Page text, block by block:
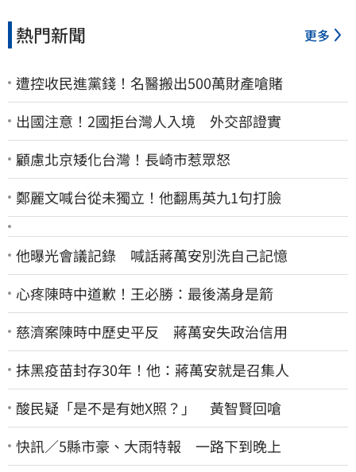
熱門新聞 更多
遭控收民進黨錢！名醫搬出500萬財產嗆賭
出國注意！2國拒台灣人入境 外交部證實
顧慮北京矮化台灣！長崎市惹眾怒
鄭麗文喊台從未獨立！他翻馬英九1句打臉
他曝光會議記錄 喊話蔣萬安別洗自己記憶
心疼陳時中道歉！王必勝：最後滿身是箭
慈濟案陳時中歷史平反 蔣萬安失政治信用
抹黑疫苗封存30年！他：蔣萬安就是召集人
酸民疑「是不是有她X照？」 黃智賢回嗆
快訊／5縣市豪、大雨特報 一路下到晚上